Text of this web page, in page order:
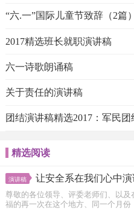
“六.一”国际儿童节致辞（2篇）
2017精选班长就职演讲稿
六一诗歌朗诵稿
关于责任的演讲稿
团结演讲稿精选2017：军民团
精选阅读
演讲稿 让安全系在我们心中
尊敬的各位领导、评委老师们、以
福的再一次在这个地方、同一个月份